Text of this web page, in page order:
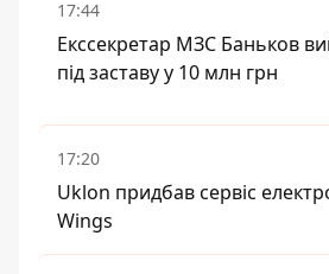
17:44
Екссекретар МЗС Баньков
під заставу у 10 млн грн
17:20
Uklon придбав сервіс
Wings